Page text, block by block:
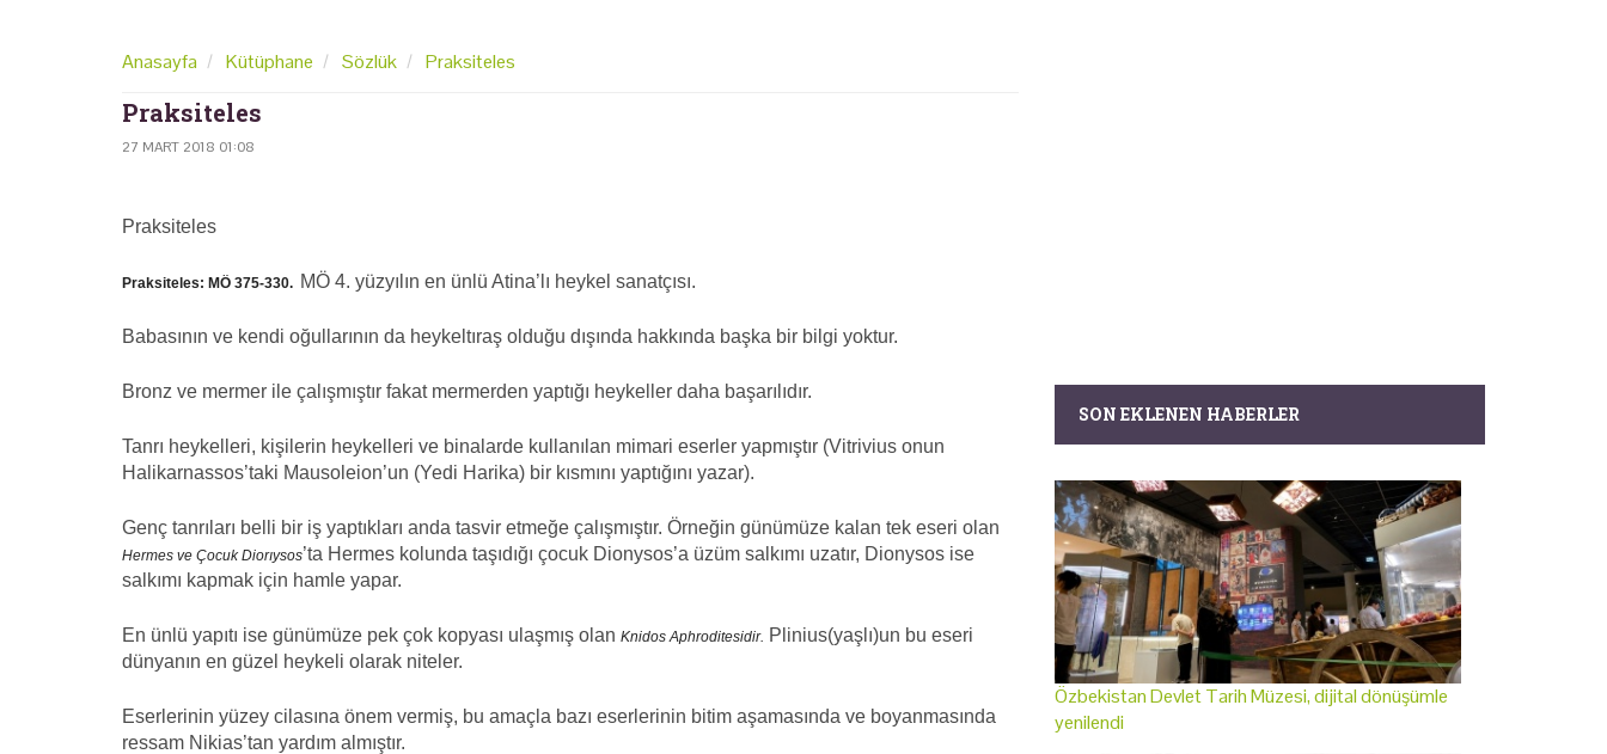
Anasayfa Kütüphane Sözlük Praksiteles
Praksiteles
27 MART 2018 01:08
Praksiteles
Praksiteles: MÖ 375-330. MÖ 4. yüzyılın en ünlü Atina’lı heykel sanat­çısı.
Babasının ve kendi oğullarının da heykeltıraş olduğu dışında hakkında başka bir bilgi yoktur.
Bronz ve mermer ile çalışmıştır fakat mermerden yaptığı heykeller daha başarılıdır.
Tanrı heykelleri, kişilerin heykelleri ve binalarde kullanılan mimari eserler yapmıştır (Vitrivius onun
Halikarnassos’taki Mausoleion’un (Yedi Harika) bir kısmını yaptığını yazar).
Genç tanrıları belli bir iş yaptıkları anda tasvir etmeğe çalışmıştır. Örneğin günümüze kalan tek eseri olan
Hermes ve Çocuk Diorıysos’ta Hermes kolunda taşıdığı çocuk Dionysos’a üzüm salkı­mı uzatır, Dionysos ise
salkımı kapmak için hamle yapar.
En ünlü yapıtı ise günümüze pek çok kopyası ulaşmış olan Knidos Aphroditesidir. Plinius(yaşlı)un bu eseri
dünyanın en güzel heykeli olarak niteler.
Eserlerinin yüzey ci­lasına önem vermiş, bu amaçla bazı eserlerinin bitim aşamasında ve boyanmasında
ressam Nikias’tan yardım almıştır.
SON EKLENEN HABERLER
Özbekistan Devlet Tarih Müzesi, dijital dönüşümle
yenilendi